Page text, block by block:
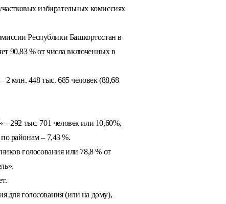
избирательных комиссиях
Республики Башкортостан в
90,83 % от числа включенных в
2 млн. 448 тыс. 685 человек (88,68
292 тыс. 701 человек или 10,60%,
районам – 7,43 %.
голосования или 78,8 % от
для голосования (или на дому),